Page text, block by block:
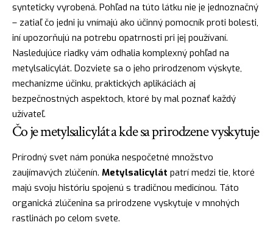
synteticky vyrobená. Pohľad na túto látku nie je jednoznačný
– zatiaľ čo jedni ju vnímajú ako účinný pomocník proti bolesti,
iní upozorňujú na potrebu opatrnosti pri jej používaní.
Nasledujúce riadky vám odhalia komplexný pohľad na
metylsalicylát. Dozviete sa o jeho prirodzenom výskyte,
mechanizme účinku, praktických aplikáciách aj
bezpečnostných aspektoch, ktoré by mal poznať každý
užívateľ.
Čo je metylsalicylát a kde sa prirodzene vyskytuje
Prírodný svet nám ponúka nespočetné množstvo
zaujímavých zlúčenín. Metylsalicylát patrí medzi tie, ktoré
majú svoju históriu spojenú s tradičnou medicínou. Táto
organická zlúčenina sa prirodzene vyskytuje v mnohých
rastlinách po celom svete.